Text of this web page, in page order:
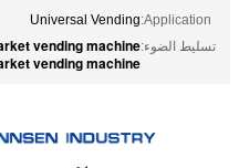
Application:
Universal Vending
تسليط الضوء:vending machine
vending machine